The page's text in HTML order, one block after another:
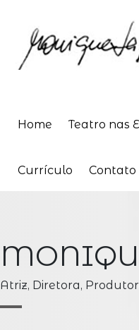
Home Teatro nas
Currículo Contato
Atriz, Diretora,